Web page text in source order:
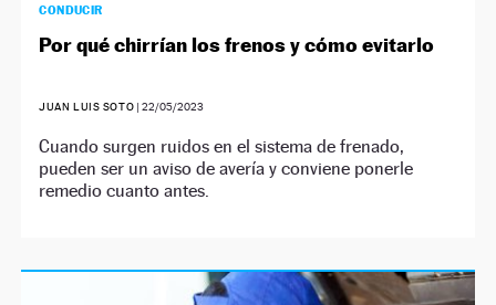
CONDUCIR
Por qué chirrían los frenos y cómo evitarlo
JUAN LUIS SOTO |22/05/2023
Cuando surgen ruidos en el sistema de frenado,
pueden ser un aviso de avería y conviene ponerle
remedio cuanto antes.